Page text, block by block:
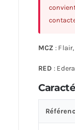
MCZ :
RED :